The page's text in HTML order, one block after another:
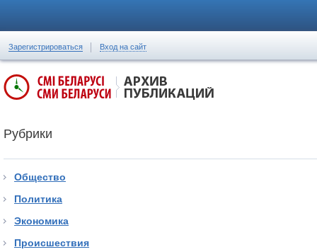
Зарегистрироваться Вход на сайт
Рубрики
Общество
Политика
Экономика
Происшествия